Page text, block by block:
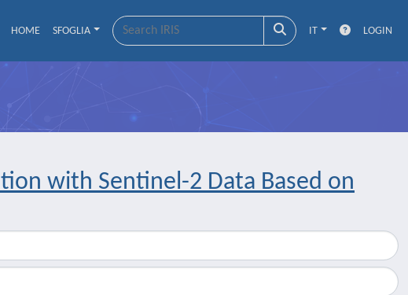
HOME SFOGLIA IT LOGIN
with Sentinel-2 Data Based on